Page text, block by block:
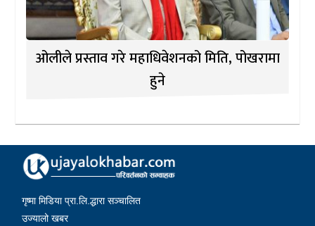
ओलीले प्रस्ताव गरे महाधिवेशनको मिति, पोखरामा
हुने
गृष्मा मिडिया प्रा.लि.द्धारा सञ्चालित
उज्यालो खबर